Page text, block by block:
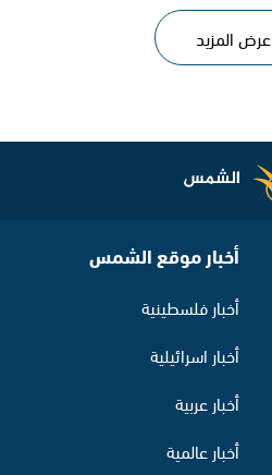
عرض المزيد
أخبار موقع الشمس
أخبار فلسطينية
أخبار اسرائيلية
أخبار عربية
أخبار عالمية